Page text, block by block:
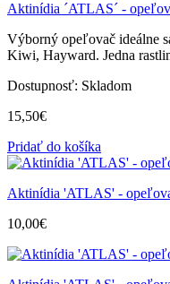
Aktinídia ´ATLAS´ -
Výborný opeľovač ideálne
Kiwi, Hayward. Jedna
Dostupnosť: Skladom
15,50€
Pridať do košíka
Aktinídia 'ATLAS' -
10,00€